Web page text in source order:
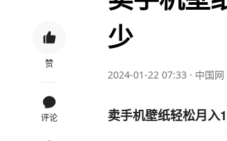
赞
评论
少
2024-01-22 07:33 · 中国网
卖手机壁纸轻松月入